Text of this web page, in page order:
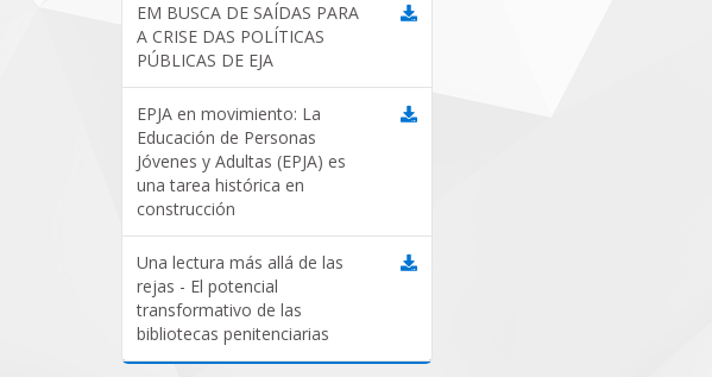
EM BUSCA DE SAÍDAS PARA
A CRISE DAS POLÍTICAS
PÚBLICAS DE EJA
EPJA en movimiento: La
Educación de Personas
Jóvenes y Adultas (EPJA) es
una tarea histórica en
construcción
Una lectura más allá de las
rejas - El potencial
transformativo de las
bibliotecas penitenciarias